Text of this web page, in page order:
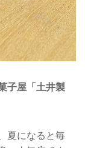
子屋「土井製
夏になると毎